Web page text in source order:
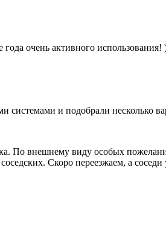
очень активного использования!
системами и подобрали несколько
По внешнему виду особых
Скоро переезжаем, а